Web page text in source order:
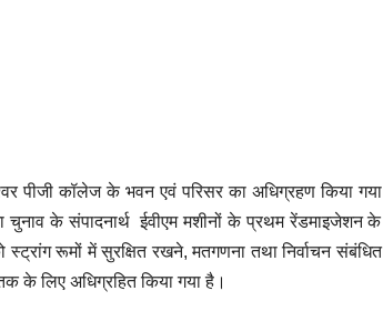
पीजी कॉलेज के भवन एवं परिसर का अधिग्रहण किया गया
के संपादनार्थ ईवीएम मशीनों के प्रथम रेंडमाइजेशन के
रूमों में सुरक्षित रखने, मतगणना तथा निर्वाचन संबंधित
के लिए अधिग्रहित किया गया है।